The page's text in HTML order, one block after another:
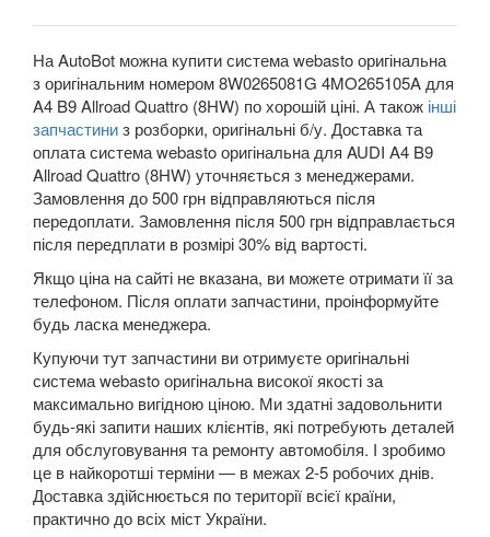
A6 C8 Allroad Quattro
A7 I Sportback (4GA)
A7 II Sportback (4G8)
A8 D3 (4E2, 4E8)
A8 D4 (4H)
A8 D5 (5H)
e-tron
Q2
Q3 I (8UB)
Q3 Sportback (FY)
Q5 I (8RB)
На AutoBot можна купити система webasto оригінальна
з оригінальним номером 8W0265081G 4MO265105A для
A4 B9 Allroad Quattro (8HW) по хорошій ціні. А також інші
запчастиниз розборки, оригінальні б/у. Доставка та
оплата система webasto оригінальна для AUDI A4 B9
Allroad Quattro (8HW) уточняється з менеджерами.
Замовлення до 500 грн відправляються після
передоплати. Замовлення після 500 грн відправлається
після передплати в розмірі 30% від вартості.
Якщо ціна на сайті не вказана, ви можете отримати її за
телефоном. Після оплати запчастини, проінформуйте
будь ласка менеджера.
Купуючи тут запчастини ви отримуєте оригінальні
система webasto оригінальна високої якості за
максимально вигідною ціною. Ми здатні задовольнити
будь-які запити наших клієнтів, які потребують деталей
для обслуговування та ремонту автомобіля. І зробимо
це в найкоротші терміни — в межах 2-5 робочих днів.
Доставка здійснюється по території всієї країни,
практично до всіх міст України.